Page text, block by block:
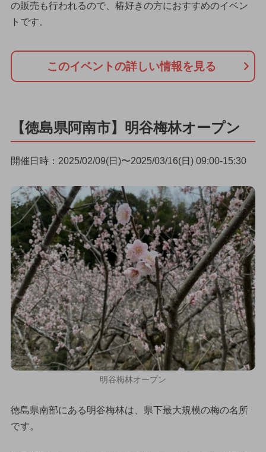
の販売も行われるので、椿好きの方におすすめのイベン
トです。
このイベントの詳しい情報を見る
【徳島県阿南市】明谷梅林オープン
開催日時：2025/02/09(日)〜2025/03/16(日) 09:00-15:30
明谷梅林オープン
徳島県南部にある明谷梅林は、県下最大規模の梅の名所
です。